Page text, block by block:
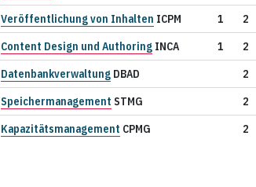
Veröffentlichung von Inhalten ICPM 1 2
Content Design und Authoring INCA 1 2
Datenbankverwaltung DBAD 2
Speichermanagement STMG 2
Kapazitätsmanagement CPMG 2